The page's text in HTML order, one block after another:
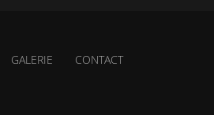
GALERIE CONTACT